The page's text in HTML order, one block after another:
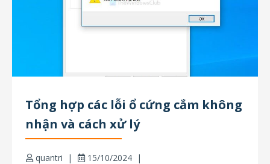
Tổng hợp các lỗi ổ cứng cắm không
nhận và cách xử lý
quantri
15/10/2024